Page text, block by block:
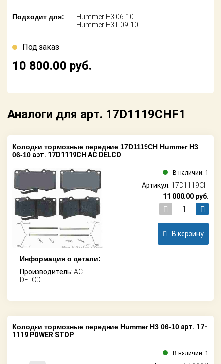
Подходит для:
Hummer H3 06-10
Hummer H3T 09-10
Под заказ
10 800.00 руб.
Аналоги для арт. 17D1119CHF1
Колодки тормозные передние 17D1119CH Hummer H3
06-10 арт. 17D1119CH AC DELCO
Информация о детали:
Производитель: AC
DELCO
В наличии: 1
Артикул: 17D1119CH
11 000.00 руб.
В корзину
Колодки тормозные передние Hummer H3 06-10 арт. 17-
1119 POWER STOP
В наличии: 1